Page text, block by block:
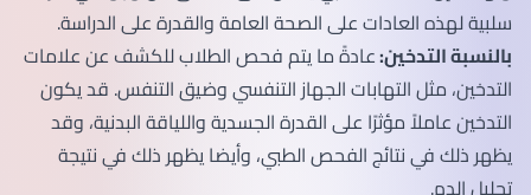
سلبية لهذه العادات على الصحة العامة والقدرة على الدراسة.
بالنسبة التدخين:عادةً ما يتم فحص الطلاب للكشف عن علامات
التدخين، مثل التهابات الجهاز التنفسي وضيق التنفس. قد يكون
التدخين عاملاً مؤثرًا على القدرة الجسدية واللياقة البدنية، وقد
يظهر ذلك في نتائج الفحص الطبي، وأيضا يظهر ذلك في نتيجة
تحليل الدم.